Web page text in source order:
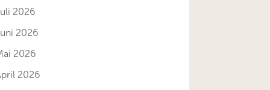
2026
2026
2026
2026